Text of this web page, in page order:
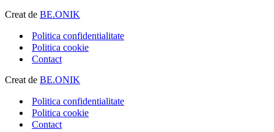
Creat de BE.ONIK
Politica confidentialitate
Politica cookie
Contact
Creat de BE.ONIK
Politica confidentialitate
Politica cookie
Contact